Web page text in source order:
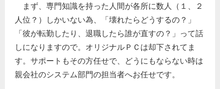
まず、専門知識を持った人間が各所に数人（１、２
人位？）しかいない為、「壊れたらどうするの？」
「彼が転勤したり、退職したら誰が直すの？」って話
しになりますので。オリジナルＰＣは却下されてま
す。サポートもその方任せで、どうにもならない時は
親会社のシステム部門の担当者へお任せです。